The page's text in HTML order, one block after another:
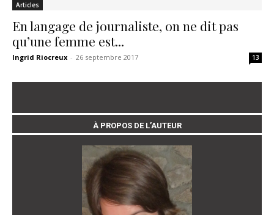
maîtres
Articles
En langage de journaliste, on ne dit pas
qu’une femme est...
Ingrid Riocreux - 26 septembre 2017 13
À PROPOS DE L’AUTEUR